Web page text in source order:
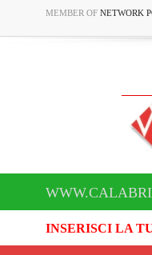
MEMBER OF NETWORK
INSERISCI LA